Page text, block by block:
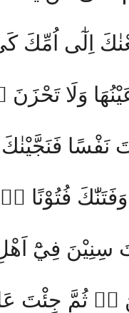
اِلٰٓى اُمِّكَ
وَلَا
نَفْسًا
وَفَتَنّٰكَ فُتُوْنًا ەۗ
سِنِيْنَ فِيْٓ
ەۙ ثُمَّ جِئْتَ